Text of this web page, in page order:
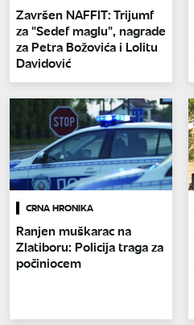
Završen NAFFIT: Trijumf
za "Sedef maglu", nagrade
za Petra Božovića i Lolitu
Davidović
CRNA HRONIKA
Ranjen muškarac na
Zlatiboru: Policija traga za
počiniocem